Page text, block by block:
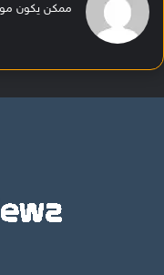
ممكن يكون